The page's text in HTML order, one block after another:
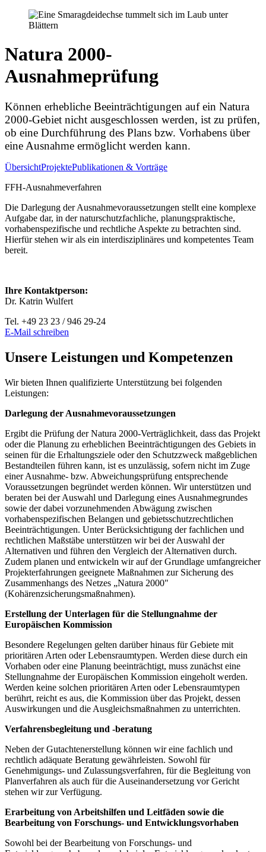
Natura 2000-
Ausnahmeprüfung
Können erhebliche Beeinträchtigungen auf ein Natura
2000-Gebiet nicht ausgeschlossen werden, ist zu prüfen,
ob eine Durchführung des Plans bzw. Vorhabens über
eine Ausnahme ermöglicht werden kann.
ÜbersichtProjektePublikationen & Vorträge
FFH-Ausnahmeverfahren
Die Darlegung der Ausnahmevoraussetzungen stellt eine komplexe
Aufgabe dar, in der naturschutzfachliche, planungspraktische,
vorhabenspezifische und rechtliche Aspekte zu betrachten sind.
Hierfür stehen wir als ein interdisziplinäres und kompetentes Team
bereit.
Ihre Kontaktperson:
Dr. Katrin Wulfert
Tel. +49 23 23 / 946 29-24
E-Mail schreiben
Unsere Leistungen und Kompetenzen
Wir bieten Ihnen qualifizierte Unterstützung bei folgenden
Leistungen:
Darlegung der Ausnahmevoraussetzungen
Ergibt die Prüfung der Natura 2000-Verträglichkeit, dass das Projekt
oder die Planung zu erheblichen Beeinträchtigungen des Gebiets in
seinen für die Erhaltungsziele oder den Schutzzweck maßgeblichen
Bestandteilen führen kann, ist es unzulässig, sofern nicht im Zuge
einer Ausnahme- bzw. Abweichungsprüfung entsprechende
Voraussetzungen begründet werden können. Wir unterstützen und
beraten bei der Auswahl und Darlegung eines Ausnahmegrundes
sowie der dabei vorzunehmenden Abwägung zwischen
vorhabenspezifischen Belangen und gebietsschutzrechtlichen
Beeinträchtigungen. Unter Berücksichtigung der fachlichen und
rechtlichen Maßstäbe unterstützen wir bei der Auswahl der
Alternativen und führen den Vergleich der Alternativen durch.
Zudem planen und entwickeln wir auf der Grundlage umfangreicher
Projekterfahrungen geeignete Maßnahmen zur Sicherung des
Zusammenhangs des Netzes „Natura 2000"
(Kohärenzsicherungsmaßnahmen).
Erstellung der Unterlagen für die Stellungnahme der
Europäischen Kommission
Besondere Regelungen gelten darüber hinaus für Gebiete mit
prioritären Arten oder Lebensraumtypen. Werden diese durch ein
Vorhaben oder eine Planung beeinträchtigt, muss zunächst eine
Stellungnahme der Europäischen Kommission eingeholt werden.
Werden keine solchen prioritären Arten oder Lebensraumtypen
berührt, reicht es aus, die Kommission über das Projekt, dessen
Auswirkungen und die Ausgleichsmaßnahmen zu unterrichten.
Verfahrensbegleitung und -beratung
Neben der Gutachtenerstellung können wir eine fachlich und
rechtlich adäquate Beratung gewährleisten. Sowohl für
Genehmigungs- und Zulassungsverfahren, für die Begleitung von
Planverfahren als auch für die Auseinandersetzung vor Gericht
stehen wir zur Verfügung.
Erarbeitung von Arbeitshilfen und Leitfäden sowie die
Bearbeitung von Forschungs- und Entwicklungsvorhaben
Sowohl bei der Bearbeitung von Forschungs- und